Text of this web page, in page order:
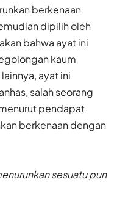
berkenaan
dipilih oleh
bahwa ayat ini
kaum
ayat ini
salah seorang
pendapat
berkenaan dengan
sesuatu pun